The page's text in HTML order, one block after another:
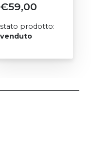
€59,00
stato prodotto:
venduto